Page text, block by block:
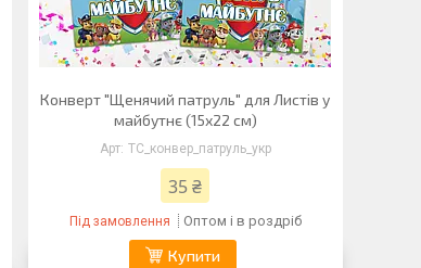
Конверт "Щенячий патруль" для Листів у
майбутнє (15х22 см)
ТС_конвер_патруль_укр
35 ₴
Під замовлення Оптом і в роздріб
Купити